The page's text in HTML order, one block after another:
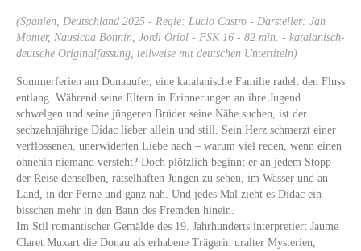
(Spanien, Deutschland 2025 - Regie: Lucio Castro - Darsteller: Jan
Monter, Nausicaa Bonnín, Jordi Oriol - FSK 16 - 82 min. - katalanisch-
deutsche Originalfassung, teilweise mit deutschen Untertiteln)
Sommerferien am Donauufer, eine katalanische Familie radelt den Fluss
entlang. Während seine Eltern in Erinnerungen an ihre Jugend
schwelgen und seine jüngeren Brüder seine Nähe suchen, ist der
sechzehnjährige Dídac lieber allein und still. Sein Herz schmerzt einer
verflossenen, unerwiderten Liebe nach – warum viel reden, wenn einen
ohnehin niemand versteht? Doch plötzlich beginnt er an jedem Stopp
der Reise denselben, rätselhaften Jungen zu sehen, im Wasser und an
Land, in der Ferne und ganz nah. Und jedes Mal zieht es Dídac ein
bisschen mehr in den Bann des Fremden hinein.
Im Stil romantischer Gemälde des 19. Jahrhunderts interpretiert Jaume
Claret Muxart die Donau als erhabene Trägerin uralter Mysterien,